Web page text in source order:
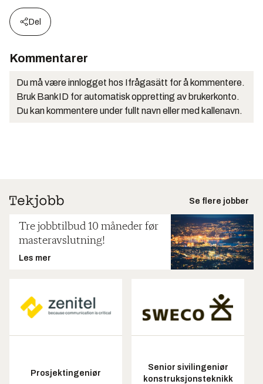
Del
Kommentarer
Du må være innlogget hos Ifrågasätt for å kommentere.
Bruk BankID for automatisk oppretting av brukerkonto.
Du kan kommentere under fullt navn eller med kallenavn.
Se flere jobber
Tre jobbtilbud 10 måneder før
masteravslutning!
Les mer
Prosjektingeniør
Senior sivilingeniør
konstruksjonsteknikk